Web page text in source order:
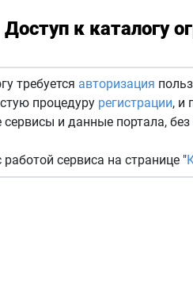
Доступ к каталогу
требуется авторизация
процедуру регистрации, и
и данные портала,
сервиса на странице "